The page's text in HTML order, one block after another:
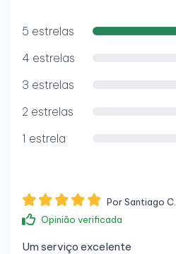
WiFi USB incluído para
Capacidade: 8 GB DDR4
Velocidade: 2666 MHz
Configuração: SO-DIMM
Expansível: até 32 GB
Armazenamento
Capacidade: 256 GB
5 estrelas
4 estrelas
3 estrelas
2 estrelas
1 estrela
Por Santiago C.
Opinião verificada
Um serviço excelente